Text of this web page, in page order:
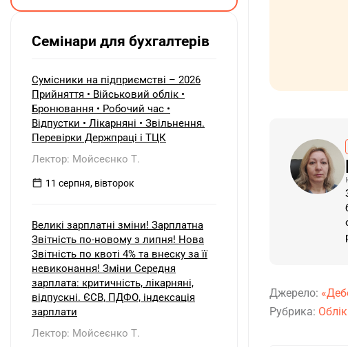
Джерело:
Рубрика:
затвердженого постановою КМУ від
Семінари для бухгалтерів
Сумісники на підприємстві – 2026
Прийняття • Військовий облік •
Бронювання • Робочий час •
Відпустки • Лікарняні • Звільнення.
Перевірки Держпраці і ТЦК
Лектор: Мойсеєнко Т.
11 серпня, вівторок
Великі зарплатні зміни! Зарплатна
Звітність по-новому з липня! Нова
Звітність по квоті 4% та внеску за її
невиконання! Зміни Середня
зарплата: критичність, лікарняні,
відпускні. ЄСВ, ПДФО, індексація
зарплати
Лектор: Мойсеєнко Т.